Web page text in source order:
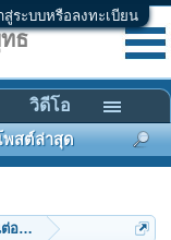
สู่ระบบหรือลงทะเบียน
อธิบายไมได้
ธ
พสต์ล่าสุด
วิดีโอ